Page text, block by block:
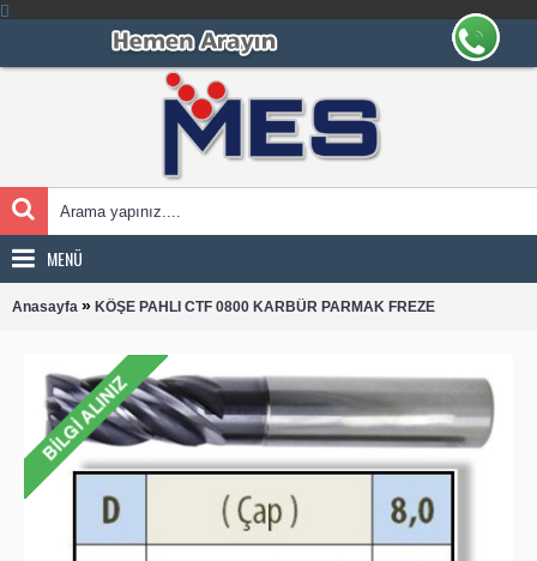
MENÜ
Anasayfa » KÖŞE PAHLI CTF 0800 KARBÜR PARMAK FREZE